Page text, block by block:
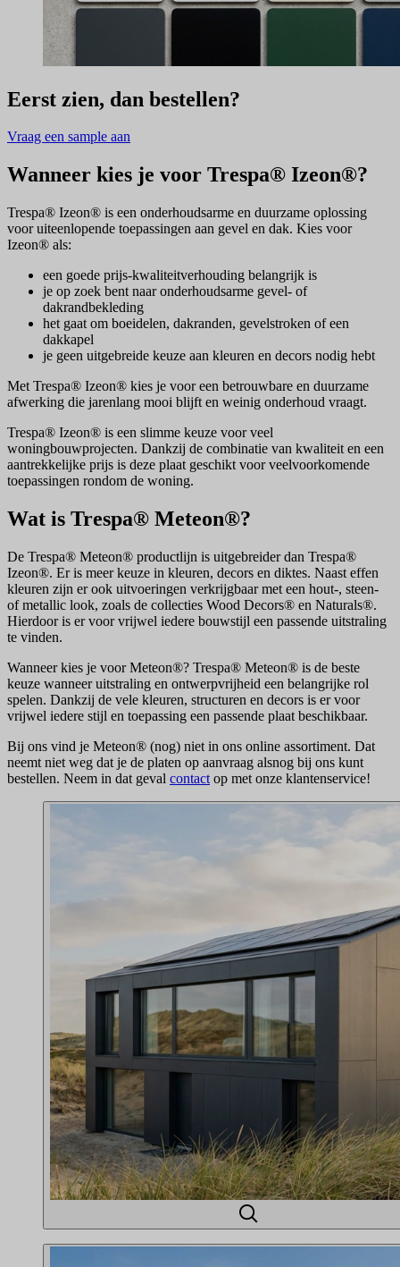
Eerst zien, dan bestellen?
Vraag een sample aan
Wanneer kies je voor Trespa® Izeon®?
Trespa® Izeon® is een onderhoudsarme en duurzame oplossing
voor uiteenlopende toepassingen aan gevel en dak. Kies voor
Izeon® als:
een goede prijs-kwaliteitverhouding belangrijk is
je op zoek bent naar onderhoudsarme gevel- of
dakrandbekleding
het gaat om boeidelen, dakranden, gevelstroken of een
dakkapel
je geen uitgebreide keuze aan kleuren en decors nodig hebt
Met Trespa® Izeon® kies je voor een betrouwbare en duurzame
afwerking die jarenlang mooi blijft en weinig onderhoud vraagt.
Trespa® Izeon® is een slimme keuze voor veel
woningbouwprojecten. Dankzij de combinatie van kwaliteit en een
aantrekkelijke prijs is deze plaat geschikt voor veelvoorkomende
toepassingen rondom de woning.
Wat is Trespa® Meteon®?
De Trespa® Meteon® productlijn is uitgebreider dan Trespa®
Izeon®. Er is meer keuze in kleuren, decors en diktes. Naast effen
kleuren zijn er ook uitvoeringen verkrijgbaar met een hout-, steen-
of metallic look, zoals de collecties Wood Decors® en Naturals®.
Hierdoor is er voor vrijwel iedere bouwstijl een passende uitstraling
te vinden.
Wanneer kies je voor Meteon®? Trespa® Meteon® is de beste
keuze wanneer uitstraling en ontwerpvrijheid een belangrijke rol
spelen. Dankzij de vele kleuren, structuren en decors is er voor
vrijwel iedere stijl en toepassing een passende plaat beschikbaar.
Bij ons vind je Meteon® (nog) niet in ons online assortiment. Dat
neemt niet weg dat je de platen op aanvraag alsnog bij ons kunt
bestellen. Neem in dat geval contact op met onze klantenservice!